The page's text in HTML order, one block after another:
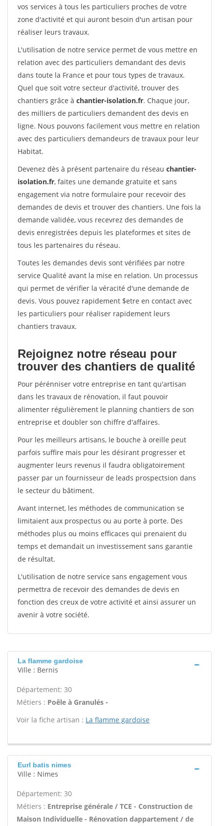
vos services à tous les particuliers proches de votre
zone d'activité et qui auront besoin d'un artisan pour
réaliser leurs travaux.
L'utilisation de notre service permet de vous mettre en
relation avec des particuliers demandant des devis
dans toute la France et pour tous types de travaux.
Quel que soit votre secteur d'activité, trouver des
chantiers grâce à chantier-isolation.fr. Chaque jour,
des milliers de particuliers demandent des devis en
ligne. Nous pouvons facilement vous mettre en relation
avec des particuliers demandeurs de travaux pour leur
Habitat.
Devenez dès à présent partenaire du réseau chantier-
isolation.fr, faites une demande gratuite et sans
engagement via notre formulaire pour recevoir des
demandes de devis et trouver des chantiers. Une fois la
demande validée, vous recevrez des demandes de
devis enregistrées depuis les plateformes et sites de
tous les partenaires du réseau.
Toutes les demandes devis sont vérifiées par notre
service Qualité avant la mise en relation. Un processus
qui permet de vérifier la véracité d'une demande de
devis. Vous pouvez rapidement $etre en contact avec
les particuliers pour réaliser rapidement leurs
chantiers travaux.
Rejoignez notre réseau pour
trouver des chantiers de qualité
Pour pérénniser votre entreprise en tant qu'artisan
dans les travaux de rénovation, il faut pouvoir
alimenter régulièrement le planning chantiers de son
entreprise et doubler son chiffre d'affaires.
Pour les meilleurs artisans, le bouche à oreille peut
parfois suffire mais pour les désirant progresser et
augmenter leurs revenus il faudra obligatoirement
passer par un fournisseur de leads prospectsion dans
le secteur du bâtiment.
Avant internet, les méthodes de communication se
limitaient aux prospectus ou au porte à porte. Des
méthodes plus ou moins efficaces qui prenaient du
temps et demandait un investissement sans garantie
de résultat.
L'utilisation de notre service sans engagement vous
permettra de recevoir des demandes de devis en
fonction des creux de votre activité et ainsi assurer un
avenir à votre société.
La flamme gardoise
Ville : Bernis
Département: 30
Métiers : Poêle à Granulés -
Voir la fiche artisan : La flamme gardoise
Eurl batis nimes
Ville : Nimes
Département: 30
Métiers : Entreprise générale / TCE - Construction de
Maison Individuelle - Rénovation dappartement / de